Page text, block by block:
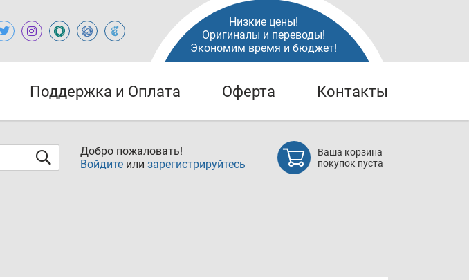
Низкие цены!
Оригиналы и переводы!
Экономим время и бюджет!
Поддержка и Оплата Оферта Контакты
Добро пожаловать!
Войдите или зарегистрируйтесь
Ваша корзина
покупок пуста